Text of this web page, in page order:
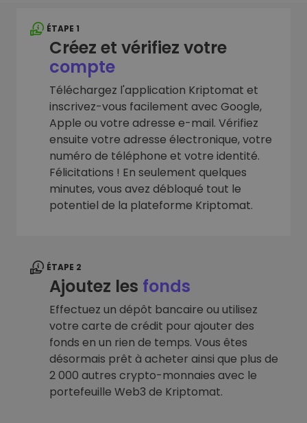
ÉTAPE 1
Créez et vérifiez votre
compte
Téléchargez l'application Kriptomat et
inscrivez-vous facilement avec Google,
Apple ou votre adresse e-mail. Vérifiez
ensuite votre adresse électronique, votre
numéro de téléphone et votre identité.
Félicitations ! En seulement quelques
minutes, vous avez débloqué tout le
potentiel de la plateforme Kriptomat.
ÉTAPE 2
Ajoutez les fonds
Effectuez un dépôt bancaire ou utilisez
votre carte de crédit pour ajouter des
fonds en un rien de temps. Vous êtes
désormais prêt à acheter ainsi que plus de
2 000 autres crypto-monnaies avec le
portefeuille Web3 de Kriptomat.